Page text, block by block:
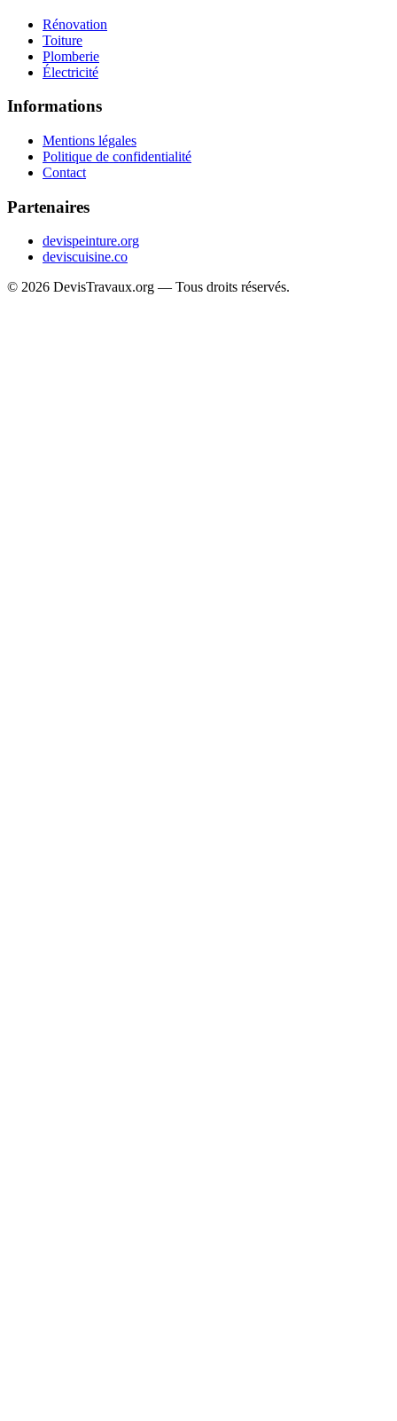
Rénovation
Toiture
Plomberie
Électricité
Informations
Mentions légales
Politique de confidentialité
Contact
Partenaires
devispeinture.org
deviscuisine.co
© 2026 DevisTravaux.org — Tous droits réservés.